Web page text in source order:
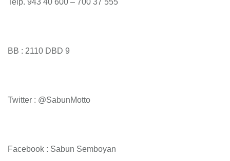
Telp. 943 40 600 – 700 37 555
BB : 2110 DBD 9
Twitter : @SabunMotto
Facebook : Sabun Semboyan